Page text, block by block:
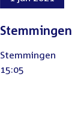
Stemmingen
juni
2021
Stemmingen
Tijd
15:05